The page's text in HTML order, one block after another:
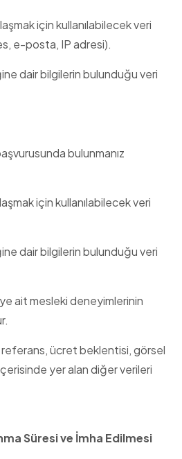
için kullanılabilecek veri
e-posta, IP adresi).
dair bilgilerin bulunduğu veri
bulunmanız
için kullanılabilecek veri
dair bilgilerin bulunduğu veri
ait mesleki deneyimlerinin
referans, ücret beklentisi, görsel
yer alan diğer verileri
Süresi ve İmha Edilmesi